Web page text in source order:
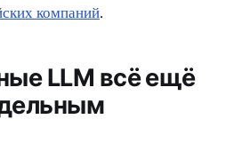
компаний.
LLM всё ещё